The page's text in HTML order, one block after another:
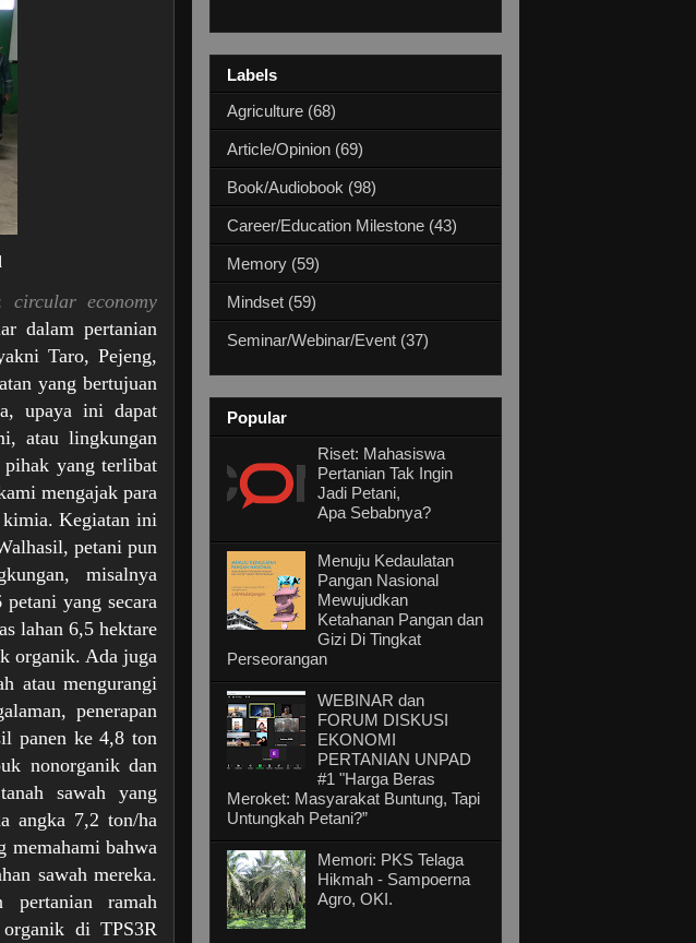
circular economy
dalam pertanian
Taro, Pejeng,
yang bertujuan
upaya ini dapat
atau lingkungan
pihak yang terlibat
mengajak para
Kegiatan ini
petani pun
misalnya
yang secara
lahan 6,5 hektare
organik. Ada juga
atau mengurangi
penerapan
panen ke 4,8 ton
nonorganik dan
sawah yang
angka 7,2 ton/ha
memahami bahwa
sawah mereka.
pertanian ramah
organik di TPS3R
Labels
Agriculture (68)
Article/Opinion (69)
Book/Audiobook (98)
Career/Education Milestone (43)
Memory (59)
Mindset (59)
Seminar/Webinar/Event (37)
Popular
Riset: Mahasiswa
Pertanian Tak Ingin
Jadi Petani,
Apa Sebabnya?
Menuju Kedaulatan
Pangan Nasional
Mewujudkan
Ketahanan Pangan dan
Gizi Di Tingkat
Perseorangan
WEBINAR dan
FORUM DISKUSI
EKONOMI
PERTANIAN UNPAD
#1 "Harga Beras
Meroket: Masyarakat Buntung, Tapi
Untungkah Petani?”
Memori: PKS Telaga
Hikmah - Sampoerna
Agro, OKI.